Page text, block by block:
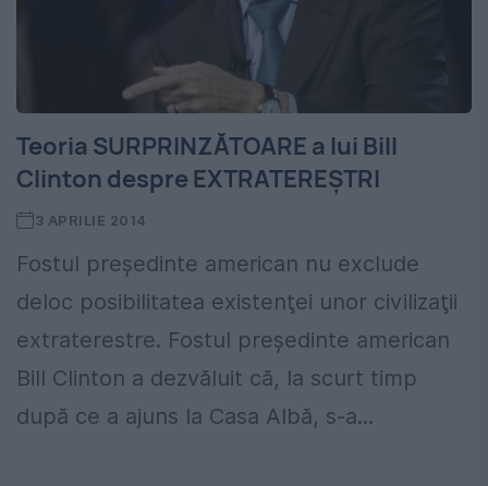
Teoria SURPRINZĂTOARE a lui Bill
Clinton despre EXTRATEREŞTRI
3 APRILIE 2014
Fostul preşedinte american nu exclude
deloc posibilitatea existenţei unor civilizaţii
extraterestre. Fostul preşedinte american
Bill Clinton a dezvăluit că, la scurt timp
după ce a ajuns la Casa Albă, s-a...